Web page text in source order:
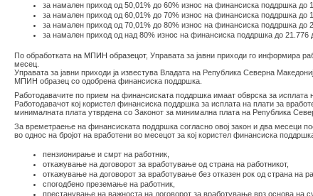
за намален приход од 50,01% до 60% износ на финансиска поддршка до
за намален приход од 60,01% до 70% износ на финансиска поддршка до
за намален приход од 70,01% до 80% износ на финансиска поддршка до
за намален приход од над 80% износ на финансиска поддршка до 21.776
По обработката на МПИН образецот, Управата за јавни приходи го информира
месец.
Управата за јавни приходи ја известува Владата на Република Северна
МПИН образец со одобрена финансиска поддршка.
Работодавачите по прием на финансиската поддршка имаат обврска за исплата
Работодавачот кој користел финансиска поддршка за исплата на плати за
минималната плата утврдена со Законот за минимална плата на Република
За времетраење на финансиската поддршка согласно овој закон и два месеци
во однос на бројот на вработени во месецот за кој користел финансиска
пензионирање и смрт на работник,
откажување на договорот за вработување од страна на работникот,
откажување на договорот за вработување без отказен рок од страна на
спогодбено преземање на работник,
престанување на важноста на договорот за вработување врз основа на